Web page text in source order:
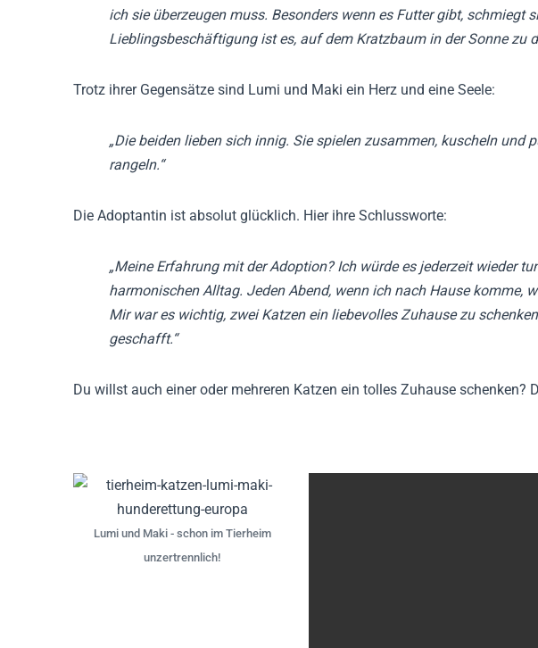
ich sie überzeugen muss. Besonders wenn es Futter gibt,
Lieblingsbeschäftigung ist es, auf dem Kratzbaum in der Sonne zu
Trotz ihrer Gegensätze sind Lumi und Maki ein Herz und eine Seele:
„Die beiden lieben sich innig. Sie spielen zusammen, kuscheln
rangeln.“
Die Adoptantin ist absolut glücklich. Hier ihre Schlussworte:
„Meine Erfahrung mit der Adoption? Ich würde es jederzeit wieder
harmonischen Alltag. Jeden Abend, wenn ich nach Hause komme,
Mir war es wichtig, zwei Katzen ein liebevolles Zuhause zu
geschafft.“
Du willst auch einer oder mehreren Katzen ein tolles Zuhause schenken?
Lumi und Maki - schon im Tierheim
unzertrennlich!